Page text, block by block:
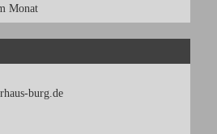
Monat
burg.de